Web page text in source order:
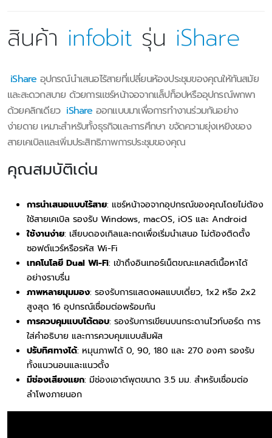
สินค้า infobit รุ่น iShare
iShare อุปกรณ์นำเสนอไร้สายที่เปลี่ยนห้องประชุมของคุณให้ทันสมัย
และสะดวกสบาย ด้วยการแชร์หน้าจอจากแล็ปท็อปหรืออุปกรณ์พกพา
ด้วยคลิกเดียว iShare ออกแบบมาเพื่อการทำงานร่วมกันอย่าง
ง่ายดาย เหมาะสำหรับทั้งธุรกิจและการศึกษา ขจัดความยุ่งเหยิงของ
สายเคเบิลและเพิ่มประสิทธิภาพการประชุมของคุณ
คุณสมบัติเด่น
การนำเสนอแบบไร้สาย: แชร์หน้าจอจากอุปกรณ์ของคุณโดยไม่ต้อง
ใช้สายเคเบิล รองรับ Windows, macOS, iOS และ Android
ใช้งานง่าย: เสียบดองเกิลและกดเพื่อเริ่มนำเสนอ ไม่ต้องติดตั้ง
ซอฟต์แวร์หรือรหัส Wi-Fi
เทคโนโลยี Dual Wi-Fi: เข้าถึงอินเทอร์เน็ตขณะแคสต์เนื้อหาได้
อย่างราบรื่น
ภาพหลายมุมมอง: รองรับการแสดงผลแบบเดี่ยว, 1x2 หรือ 2x2
สูงสุด 16 อุปกรณ์เชื่อมต่อพร้อมกัน
การควบคุมแบบโต้ตอบ: รองรับการเขียนบนกระดานไวท์บอร์ด การ
ใส่คำอธิบาย และการควบคุมแบบสัมผัส
ปรับทิศทางได้: หมุนภาพได้ 0, 90, 180 และ 270 องศา รองรับ
ทั้งแนวนอนและแนวตั้ง
มีช่องเสียงแยก: มีช่องเอาต์พุตขนาด 3.5 มม. สำหรับเชื่อมต่อ
ลำโพงภายนอก